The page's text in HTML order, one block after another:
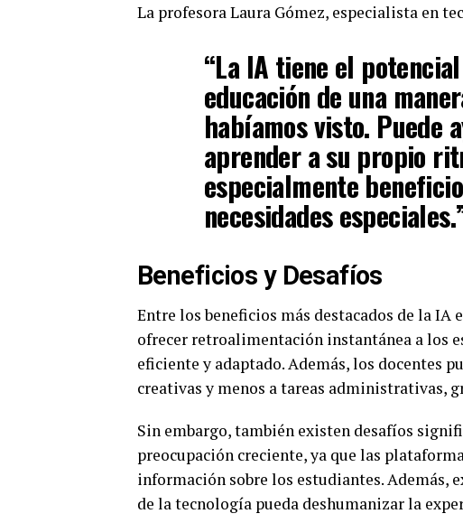
La profesora Laura Gómez, especialista en
“La IA tiene el
educación de una
habíamos visto. Puede
aprender a su propio
especialmente
necesidades
Beneficios y Desafíos
Entre los beneficios más destacados de la IA
ofrecer retroalimentación instantánea a los
eficiente y adaptado. Además, los docentes
creativas y menos a tareas administrativas,
Sin embargo, también existen desafíos
preocupación creciente, ya que las
información sobre los estudiantes. Además,
de la tecnología pueda deshumanizar la